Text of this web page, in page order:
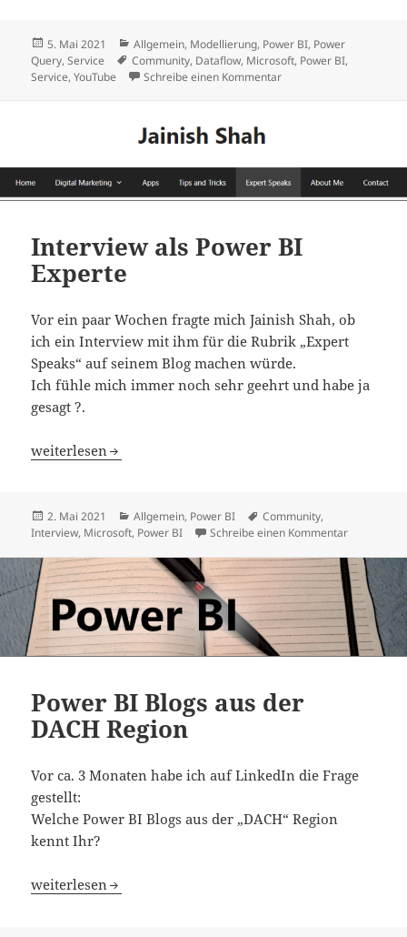
Veröffentlicht
am
5. Mai 2021 Kategorien
Allgemein, Modellierung, Power BI, Power
Query,Service Schlagwörter
Community, Dataflow, Microsoft, Power BI,
Service,YouTube Schreibe einen Kommentarzu Cloud Data Driven –
Interview als Power BI
Experte
Vor ein paar Wochen fragte mich Jainish Shah, ob
ich ein Interview mit ihm für die Rubrik „Expert
Speaks“ auf seinem Blog machen würde.
Ich fühle mich immer noch sehr geehrt und habe ja
gesagt ?.
Interview als Power BI Experte
weiterlesen
Veröffentlicht
am
2. Mai 2021 Kategorien
Allgemein, Power BI Schlagwörter
Community,
Interview, Microsoft, Power BI Schreibe einen Kommentarzu
Power BI Blogs aus der
DACH Region
Vor ca. 3 Monaten habe ich auf LinkedIn die Frage
gestellt:
Welche Power BI Blogs aus der „DACH“ Region
kennt Ihr?
Power BI Blogs aus der DACH Region
weiterlesen